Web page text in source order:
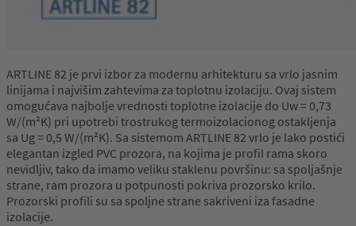
ARTLINE 82 je prvi izbor za modernu arhitekturu sa vrlo jasnim
linijama i najvišim zahtevima za toplotnu izolaciju. Ovaj sistem
omogućava najbolje vrednosti toplotne izolacije do Uw = 0,73
W/(m²K) pri upotrebi trostrukog termoizolacionog ostakljenja
sa Ug = 0,5 W/(m²K). Sa sistemom ARTLINE 82 vrlo je lako postići
elegantan izgled PVC prozora, na kojima je profil rama skoro
nevidljiv, tako da imamo veliku staklenu površinu: sa spoljašnje
strane, ram prozora u potpunosti pokriva prozorsko krilo.
Prozorski profili su sa spoljne strane sakriveni iza fasadne
izolacije.